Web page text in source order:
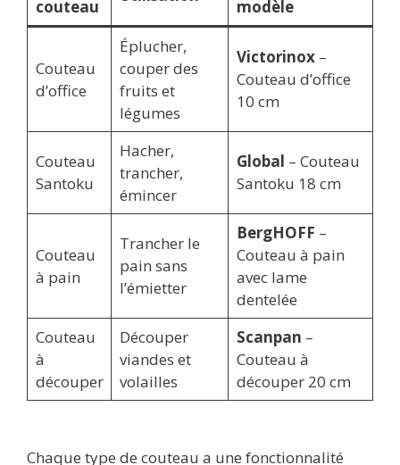
couteau
modèle
Couteau
d’office
Éplucher,
couper des
fruits et
légumes
Victorinox–
Couteau d’office
10 cm
Couteau
Santoku
Hacher,
trancher,
émincer
Global – Couteau
Santoku 18 cm
Couteau
à pain
Trancher le
pain sans
l’émietter
BergHOFF –
Couteau à pain
avec lame
dentelée
Couteau
à
découper
Découper
viandes et
volailles
Scanpan –
Couteau à
découper 20 cm
Chaque type de couteau a une fonctionnalité